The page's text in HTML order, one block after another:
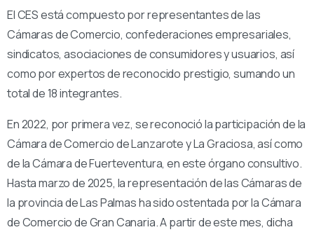
El CES está compuesto por representantes de las
Cámaras de Comercio, confederaciones empresariales,
sindicatos, asociaciones de consumidores y usuarios, así
como por expertos de reconocido prestigio, sumando un
total de 18 integrantes.
En 2022, por primera vez, se reconoció la participación de la
Cámara de Comercio de Lanzarote y La Graciosa, así como
de la Cámara de Fuerteventura, en este órgano consultivo.
Hasta marzo de 2025, la representación de las Cámaras de
la provincia de Las Palmas ha sido ostentada por la Cámara
de Comercio de Gran Canaria. A partir de este mes, dicha